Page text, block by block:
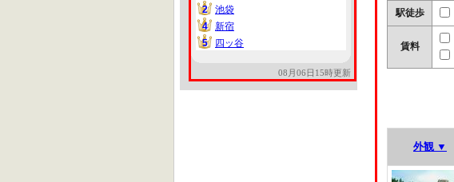
2
2
池袋
4
4
新宿
5
5 四ッ谷
08月06日15時更新
駅徒歩
賃料
外観 ▼